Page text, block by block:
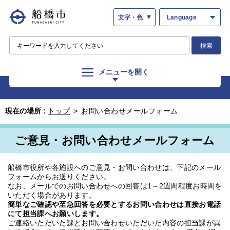
文字・色 Language
検索
メニューを開く
現在の場所 : トップ > お問い合わせメールフォーム
ご意見・お問い合わせメールフォーム
船橋市役所や各施設へのご意見・お問い合わせは、下記のメール
フォームからお送りください。
なお、メールでのお問い合わせへの回答は1～2週間程度お時間を
いただく場合があります。
簡単なご確認や至急回答を必要とするお問い合わせは直接お電話
にて担当課へお願いします。
ご連絡いただいた課とお問い合わせいただいた内容の担当課が異